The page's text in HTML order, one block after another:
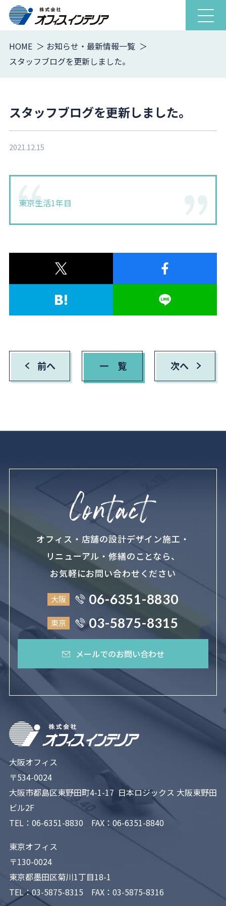
ナ
ビ
ョ
閉
HOME
お知らせ・最新情報一覧
スタッフブログを更新しました。
スタッフブログを更新しました。
2021.12.15
東京生活1年目
前へ 一 覧 次へ
オフィス・店舗の設計デザイン施工・
リニューアル・修繕のことなら、
お気軽にお問い合わせください
大阪 06-6351-8830
東京 03-5875-8315
メールでのお問い合わせ
大阪オフィス
〒534-0024
大阪市都島区東野田町4-1-17 日本ロジックス 大阪東野田
ビル2F
TEL： 06-6351-8830 FAX：06-6351-8840
東京オフィス
〒130-0024
東京都墨田区菊川1丁目18-1
TEL：03-5875-8315 FAX：03-5875-8316